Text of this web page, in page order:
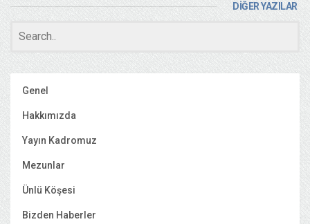
DİĞER YAZILAR
Genel
Hakkımızda
Yayın Kadromuz
Mezunlar
Ünlü Köşesi
Bizden Haberler